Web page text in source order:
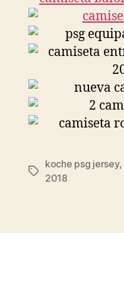
Etiquetas
koche psg jersey,
2018